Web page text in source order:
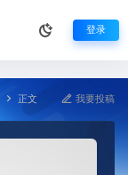
登录
正文 我要投稿